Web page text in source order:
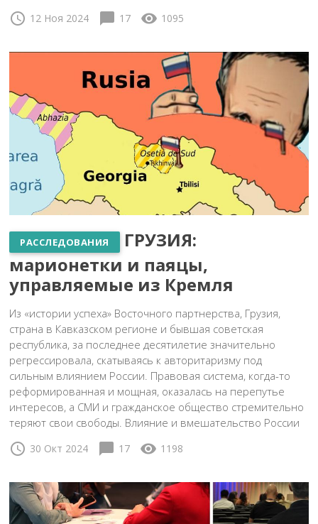
schedule 12 Ноя 2024 chat_bubble 17 visibility 1095
РАССЛЕДОВАНИЯ
ГРУЗИЯ:
марионетки и паяцы,
управляемые из Кремля
Из «истории успеха» Восточного партнерства, Грузия,
страна в Кавказском регионе и бывшая советская
республика, за последнее десятилетие значительно
регрессировала, скатываясь к авторитаризму под
сильным влиянием России. Правовая система, когда-то
реформированная и мощная, оказалась на перепутье
интересов, а СМИ и гражданское общество стремительно
теряют свои свободы. Влияние и вмешательство России
schedule 30 Окт 2024 chat_bubble 17 visibility 1198